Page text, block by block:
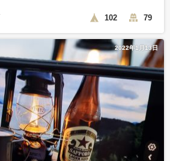
102 79
2022年1月13日